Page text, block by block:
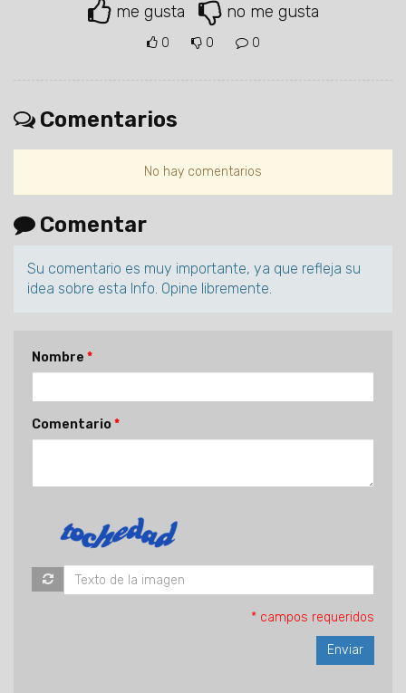
me gusta no me gusta
0 0 0
Comentarios
No hay comentarios
Comentar
Su comentario es muy importante, ya que refleja su
idea sobre esta Info. Opine libremente.
Nombre
Comentario
* campos requeridos